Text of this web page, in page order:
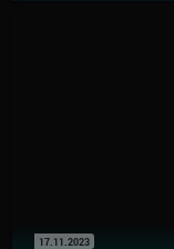
17.11.2023